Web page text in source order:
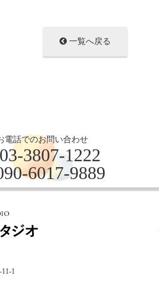
一覧へ戻る
電話でのお問い合わせ
03-3807-1222
6017-9889
1